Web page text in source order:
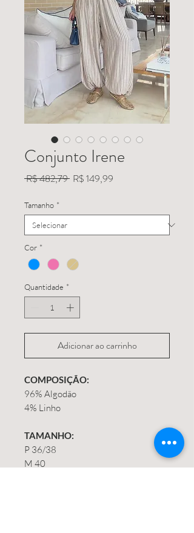
Conjunto Irene
R$ 482,79 Preço
R$ 149,99
Tamanho *
Cor *
Quantidade *
Adicionar ao carrinho
COMPOSIÇÃO:
96% Algodão
4% Linho
TAMANHO:
P 36/38
M 40